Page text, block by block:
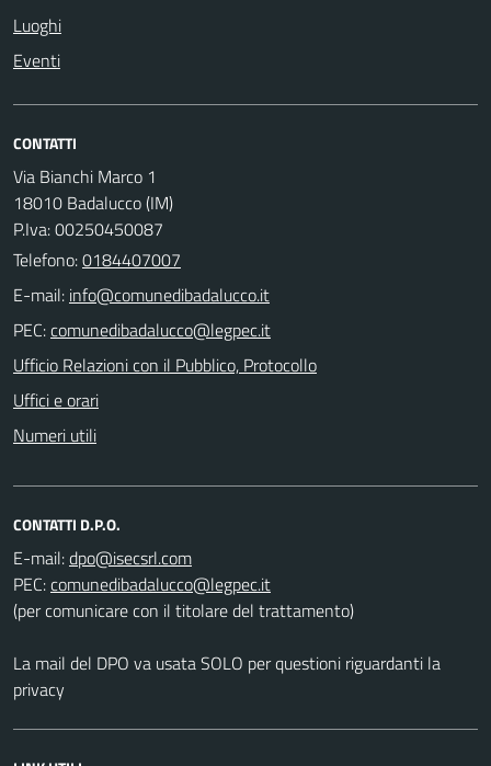
Luoghi
Eventi
CONTATTI
Via Bianchi Marco 1
18010 Badalucco (IM)
P.Iva: 00250450087
Telefono:0184407007
E-mail:
PEC:
Ufficio Relazioni con il Pubblico, Protocollo
Uffici e orari
Numeri utili
CONTATTI D.P.O.
E-mail:
PEC:
(per comunicare con il titolare del trattamento)
La mail del DPO va usata SOLO per questioni riguardanti la
privacy